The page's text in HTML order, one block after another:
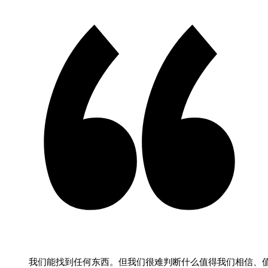
我们能找到任何东西。但我们很难判断什么值得我们相信、